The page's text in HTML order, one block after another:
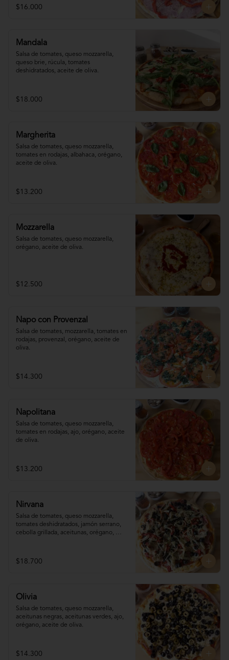
$16.000
Mandala
Salsa de tomates, queso mozzarella,
queso brie, rúcula, tomates
deshidratados, aceite de oliva.
$18.000
Margherita
Salsa de tomates, queso mozzarella,
tomates en rodajas, albahaca, orégano,
aceite de oliva.
$13.200
Mozzarella
Salsa de tomates, queso mozzarella,
orégano, aceite de oliva.
$12.500
Napo con Provenzal
Salsa de tomates, mozzarella, tomates en
rodajas, provenzal, orégano, aceite de
oliva.
$14.300
Napolitana
Salsa de tomates, queso mozzarella,
tomates en rodajas, ajo, orégano, aceite
de oliva.
$13.200
Nirvana
Salsa de tomates, queso mozzarella,
tomates deshidratados, jamón serrano,
cebolla grillada, aceitunas, orégano,
$18.700
Olivia
Salsa de tomates, queso mozzarella,
aceitunas negras, aceitunas verdes, ajo,
orégano, aceite de oliva.
$14.300